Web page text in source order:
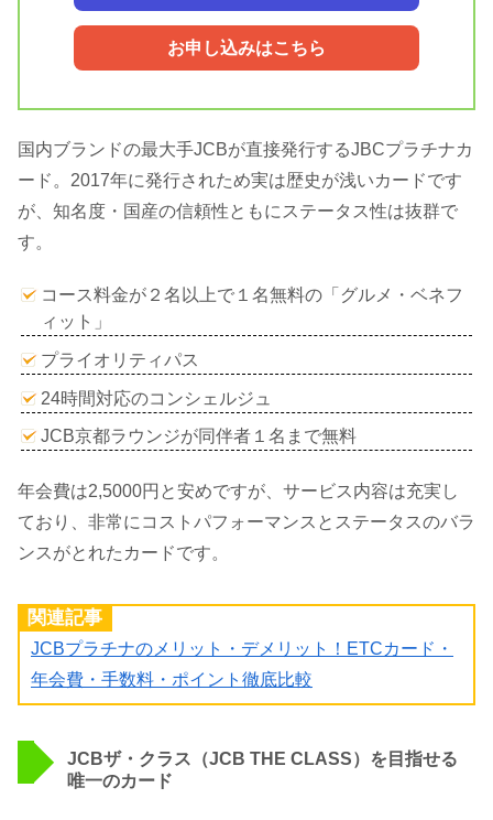
お申し込みはこちら
国内ブランドの最大手JCBが直接発行するJBCプラチナカ
ード。2017年に発行されため実は歴史が浅いカードです
が、知名度・国産の信頼性ともにステータス性は抜群で
す。
コース料金が２名以上で１名無料の「グルメ・ベネフ
ィット」
プライオリティパス
24時間対応のコンシェルジュ
JCB京都ラウンジが同伴者１名まで無料
年会費は2,5000円と安めですが、サービス内容は充実し
ており、非常にコストパフォーマンスとステータスのバラ
ンスがとれたカードです。
関連記事
JCBプラチナのメリット・デメリット！ETCカード・
年会費・手数料・ポイント徹底比較
JCBザ・クラス（JCB THE CLASS）を目指せる
唯一のカード